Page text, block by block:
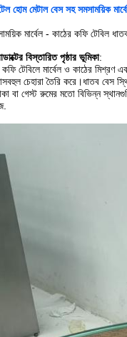
হোম মেটাল বেস সহ সমসাময়িক
মার্বেল - কাঠের কফি টেবিল
বিস্তারিত পৃষ্ঠার ভূমিকা:
টেবিলে মার্বেল ও কাঠের মিশ্রণ
চেহারা তৈরি করে।ধাতব বেস
বা গেস্ট রুমের মতো বিভিন্ন